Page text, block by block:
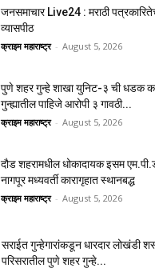
जनसमाचार Live24 : मराठी
व्यासपीठ
क्राइम महाराष्ट्र - August 5, 2026
पुणे शहर गुन्हे शाखा युनिट-३ ची धडक
गुन्ह्यातील पाहिजे आरोपी ३ गावठी...
क्राइम महाराष्ट्र - August 5, 2026
दौड शहरामधील धोकादायक इसम
नागपूर मध्यवर्ती कारागृहात स्थानबद्ध
क्राइम महाराष्ट्र - August 5, 2026
सराईत गुन्हेगारांकडून धारदार लोखंडी
परिसरातील पुणे शहर गुन्हे...